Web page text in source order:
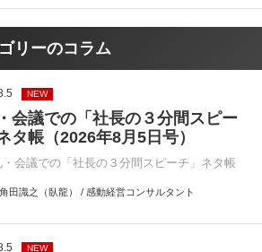
リーのコラム
NEW
会議での「社長の３分間スピー
タ帳（2026年8月5日号）
・会議での「社長の３分間スピーチ」ネタ帳
角田識之（臥龍） / 感動経営コンサルタント
NEW